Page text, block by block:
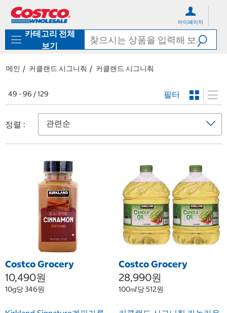
로
기
가
마이페이지
카테고리 전체
보기
메인 커클랜드 시그니춰 커클랜드 시그니춰
49 - 96 / 129 필터
정렬 :
Costco Grocery
10,490원
10g당 346원
Costco Grocery
28,990원
100㎖당 512원